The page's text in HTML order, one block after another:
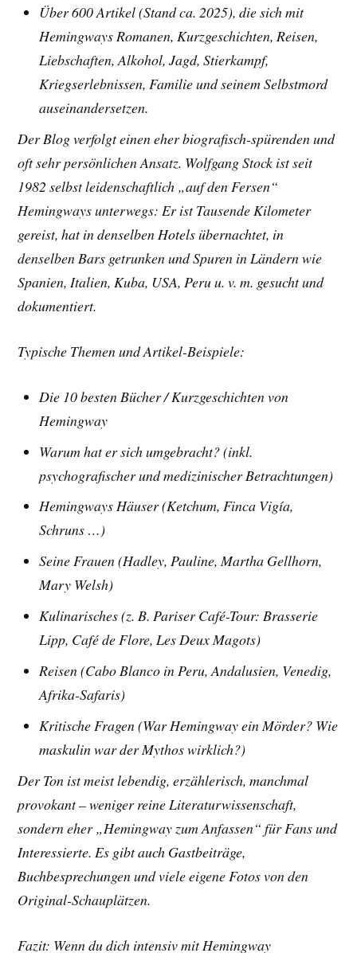
Über 600 Artikel (Stand ca. 2025), die sich mit
Hemingways Romanen, Kurzgeschichten, Reisen,
Liebschaften, Alkohol, Jagd, Stierkampf,
Kriegserlebnissen, Familie und seinem Selbstmord
auseinandersetzen.
Der Blog verfolgt einen eher biografisch-spürenden und
oft sehr persönlichen Ansatz. Wolfgang Stock ist seit
1982 selbst leidenschaftlich „auf den Fersen“
Hemingways unterwegs: Er ist Tausende Kilometer
gereist, hat in denselben Hotels übernachtet, in
denselben Bars getrunken und Spuren in Ländern wie
Spanien, Italien, Kuba, USA, Peru u. v. m. gesucht und
dokumentiert.
Typische Themen und Artikel-Beispiele:
Die 10 besten Bücher /Kurzgeschichten von
Hemingway
Warum hat er sich umgebracht? (inkl.
psychografischer und medizinischer Betrachtungen)
Hemingways Häuser (Ketchum, Finca Vigía,
Schruns …)
Seine Frauen (Hadley, Pauline, Martha Gellhorn,
Mary Welsh)
Kulinarisches (z. B. Pariser Café-Tour: Brasserie
Lipp, Café de Flore, Les Deux Magots)
Reisen (Cabo Blanco in Peru, Andalusien, Venedig,
Afrika-Safaris)
Kritische Fragen (War Hemingway ein Mörder? Wie
maskulin war der Mythos wirklich?)
Der Ton ist meist lebendig, erzählerisch, manchmal
provokant – weniger reine Literaturwissenschaft,
sondern eher „Hemingway zum Anfassen“ für Fans und
Interessierte. Es gibt auch Gastbeiträge,
Buchbesprechungen und viele eigene Fotos von den
Original-Schauplätzen.
Fazit: Wenn du dich intensiv mit Hemingway